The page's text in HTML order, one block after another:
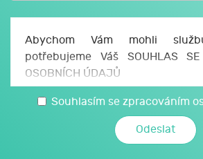
Abychom Vám mohli
potřebujeme Váš SOUHLAS SE
OSOBNÍCH ÚDAJŮ
Uděluji JCMM, z. s. p. o., sídlo
00 Brno, IČO: 750 64 707
zpracováním svých osobních a
Souhlasím se zpracováním